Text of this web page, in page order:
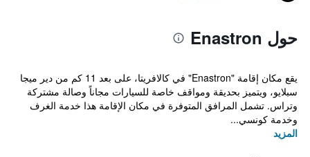
حول Enastron
يقع مكان إقامة "Enastron" في كالافريتا، على بعد 11 كم من دير ميجا
سبلايو، ويتميز بحديقة ومواقف خاصة للسيارات مجاناً وصالة مشتركة
وتراس. تشمل المرافق المتوفرة في مكان الإقامة هذا خدمة الغرف
وخدمة كونسي...
المزيد